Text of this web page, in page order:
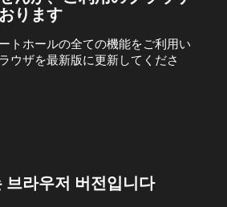
ります
トホールの全ての機能をご利用い
ウザを最新版に更新してくださ
브라우저 버전입니다